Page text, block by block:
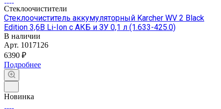
Стеклоочистители
Стеклоочиститель аккумуляторный Karcher WV 2 Black
Edition 3,6В Li-Ion с АКБ и ЗУ 0,1 л (1.633-425.0)
В наличии
Арт. 1017126
6390 ₽
Подробнее
Новинка